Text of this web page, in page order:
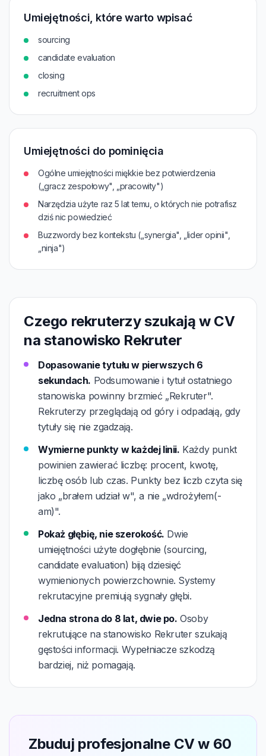
Umiejętności, które warto wpisać
sourcing
candidate evaluation
closing
recruitment ops
Umiejętności do pominięcia
Ogólne umiejętności miękkie bez potwierdzenia
(„gracz zespołowy", „pracowity")
Narzędzia użyte raz 5 lat temu, o których nie potrafisz
dziś nic powiedzieć
Buzzwordy bez kontekstu („synergia", „lider opinii",
„ninja")
Czego rekruterzy szukają w CV
na stanowisko Rekruter
Dopasowanie tytułu w pierwszych 6
sekundach. Podsumowanie i tytuł ostatniego
stanowiska powinny brzmieć „Rekruter".
Rekruterzy przeglądają od góry i odpadają, gdy
tytuły się nie zgadzają.
Wymierne punkty w każdej linii. Każdy punkt
powinien zawierać liczbę: procent, kwotę,
liczbę osób lub czas. Punkty bez liczb czyta się
jako „brałem udział w", a nie „wdrożyłem(-
am)".
Pokaż głębię, nie szerokość. Dwie
umiejętności użyte dogłębnie (sourcing,
candidate evaluation) biją dziesięć
wymienionych powierzchownie. Systemy
rekrutacyjne premiują sygnały głębi.
Jedna strona do 8 lat, dwie po. Osoby
rekrutujące na stanowisko Rekruter szukają
gęstości informacji. Wypełniacze szkodzą
bardziej, niż pomagają.
Zbuduj profesjonalne CV w 60